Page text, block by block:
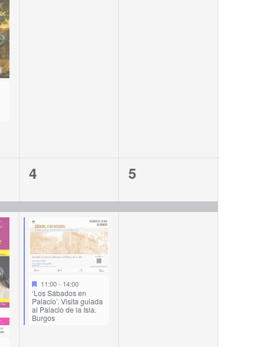
2
4
11:00- 14:00
‘Los Sábados en
Palacio’. Visita guiada
al Palacio de la Isla.
Burgos
1
5